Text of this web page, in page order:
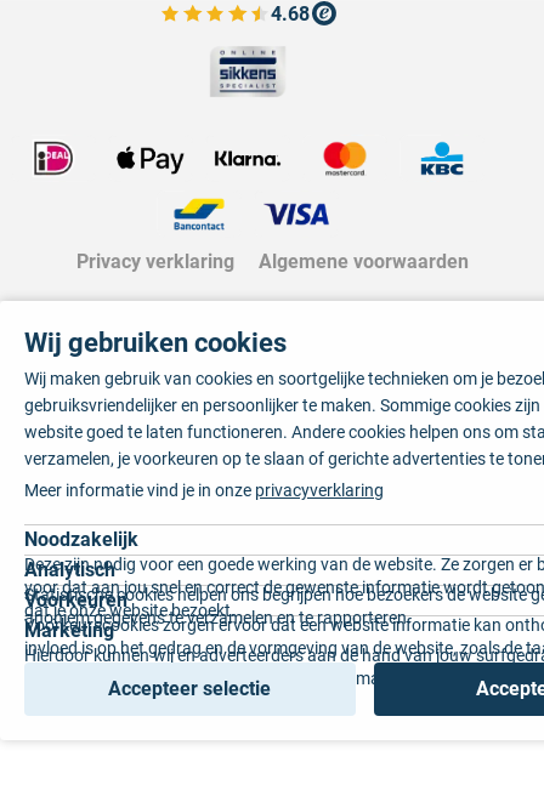
4.68
Bekijk de verfplaza beoordelingen
Privacy verklaring Algemene voorwaarden
Wij gebruiken cookies
Wij maken gebruik van cookies en soortgelijke technieken om je
gebruiksvriendelijker en persoonlijker te maken. Sommige cookies
website goed te laten functioneren. Andere cookies helpen ons om
verzamelen, je voorkeuren op te slaan of gerichte advertenties te
Meer informatie vind je in onze privacyverklaring
Noodzakelijk
Deze zijn nodig voor een goede werking van de website. Ze zorgen er
voor dat aan jou snel en correct de gewenste informatie wordt
dat je onze website bezoekt.
Analytisch
Statistische cookies helpen ons begrijpen hoe bezoekers de website
anoniem gegevens te verzamelen en te rapporteren.
Voorkeuren
Voorkeurscookies zorgen ervoor dat een website informatie kan
invloed is op het gedrag en de vormgeving van de website, zoals de
Marketing
Hierdoor kunnen wij en adverteerders aan de hand van jouw
gepersonaliseerde online advertenties en op maat gemaakte content
Accepteer selectie